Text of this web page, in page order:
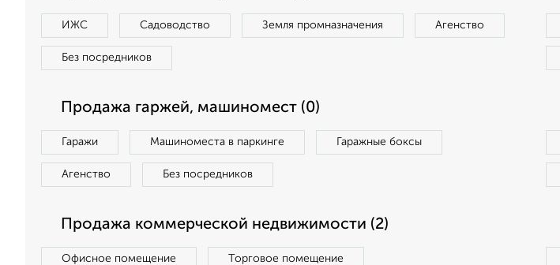
ИЖС Садоводство Земля промназначения Агенство
Без посредников
Продажа гаржей, машиномест (0)
Гаражи Машиноместа в паркинге Гаражные боксы
Агенство Без посредников
Продажа коммерческой недвижимости (2)
Офисное помещение Торговое помещение